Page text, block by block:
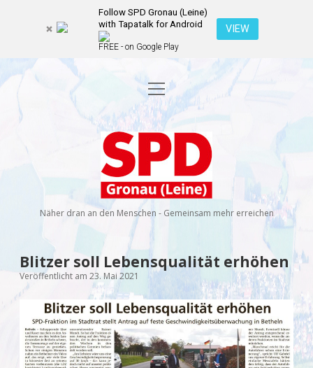
Follow SPD Gronau (Leine)
with Tapatalk for Android
FREE - on Google Play
VIEW
Startseite
Kommunalwahl 2026
Dropdown-
Kandidierende
Wahlprogramm
Über uns
Dropdown-
Menü
öffnen
Ratsmitglieder
Veranstaltungen
Kontakt
Newsletter
Spenden
facebook
instagram
rss E-
Mail
Menü
öffnen
SPD
Gronau
(Leine)
Näher dran an den Menschen - Gemeinsam mehr erreichen
Blitzer soll Lebensqualität erhöhen
Veröffentlicht am 23. Mai 2021